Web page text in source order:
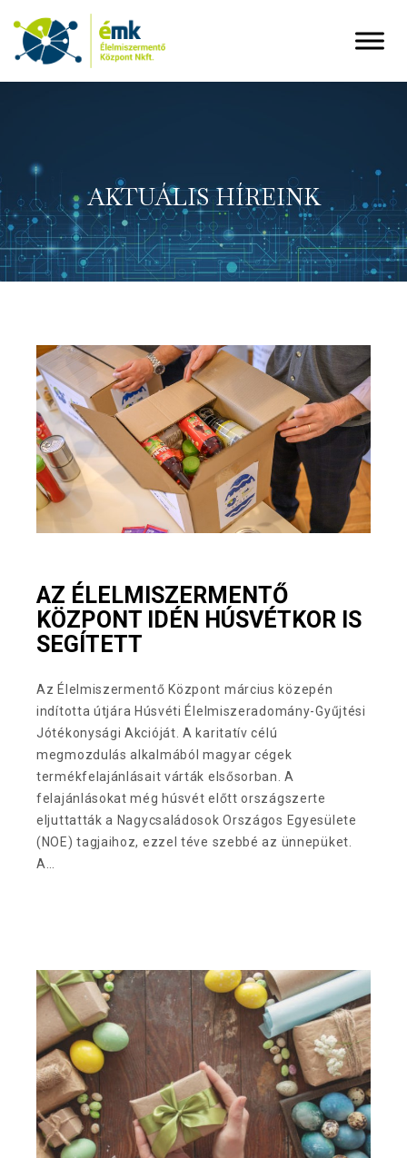
AKTUÁLIS HÍREINK
AZ ÉLELMISZERMENTŐ
KÖZPONT IDÉN HÚSVÉTKOR IS
SEGÍTETT
Az Élelmiszermentő Központ március közepén
indította útjára Húsvéti Élelmiszeradomány-Gyűjtési
Jótékonysági Akcióját. A karitatív célú
megmozdulás alkalmából magyar cégek
termékfelajánlásait várták elsősorban. A
felajánlásokat még húsvét előtt országszerte
eljuttatták a Nagycsaládosok Országos Egyesülete
(NOE) tagjaihoz, ezzel téve szebbé az ünnepüket.
A…